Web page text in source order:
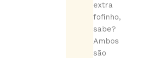
extra
fofinho,
sabe?
Ambos
são